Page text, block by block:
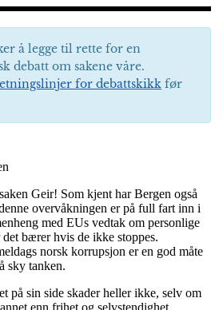
å legge til rette for en
debatt om sakene våre.
for debattskikk før